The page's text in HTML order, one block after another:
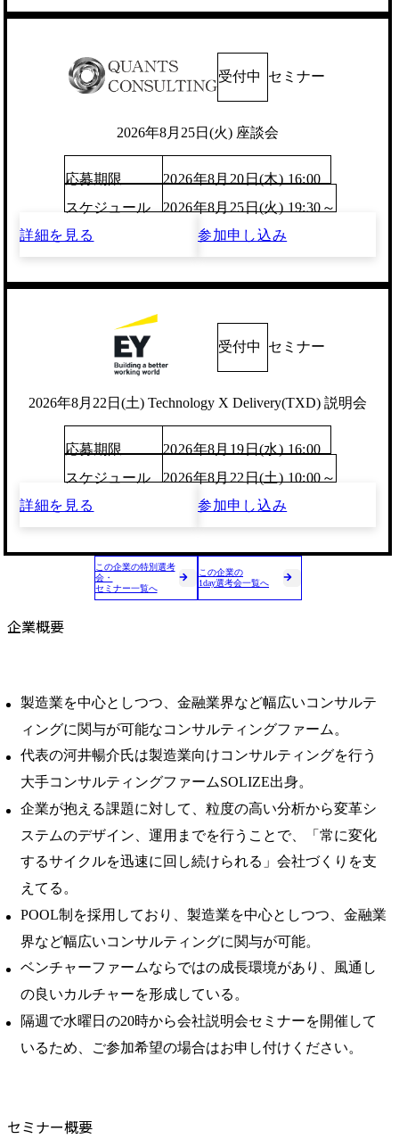
受付中 セミナー
2026年8月25日(火) 座談会
応募期限
2026年8月20日(木) 16:00
スケジュール
2026年8月25日(火) 19:30～
詳細を見る
参加申し込み
受付中 セミナー
2026年8月22日(土) Technology X Delivery(TXD) 説明会
応募期限
2026年8月19日(水) 16:00
スケジュール
2026年8月22日(土) 10:00～
詳細を見る
参加申し込み
この企業の特別選考
会・
セミナー一覧へ
この企業の
1day選考会一覧へ
企業概要
製造業を中心としつつ、金融業界など幅広いコンサルテ
ィングに関与が可能なコンサルティングファーム。
代表の河井暢介氏は製造業向けコンサルティングを行う
大手コンサルティングファームSOLIZE出身。
企業が抱える課題に対して、粒度の高い分析から変革シ
ステムのデザイン、運用までを行うことで、「常に変化
するサイクルを迅速に回し続けられる」会社づくりを支
えてる。
POOL制を採用しており、製造業を中心としつつ、金融業
界など幅広いコンサルティングに関与が可能。
ベンチャーファームならではの成長環境があり、風通し
の良いカルチャーを形成している。
隔週で水曜日の20時から会社説明会セミナーを開催して
いるため、ご参加希望の場合はお申し付けください。
セミナー概要